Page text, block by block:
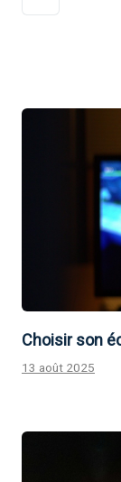
Choisir son
13 août 2025